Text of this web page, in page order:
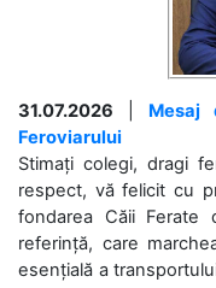
31.07.2026
Mesaj
Feroviarului
Stimați colegi, dragi
respect, vă felicit cu
fondarea Căii
referință, care
esențială a